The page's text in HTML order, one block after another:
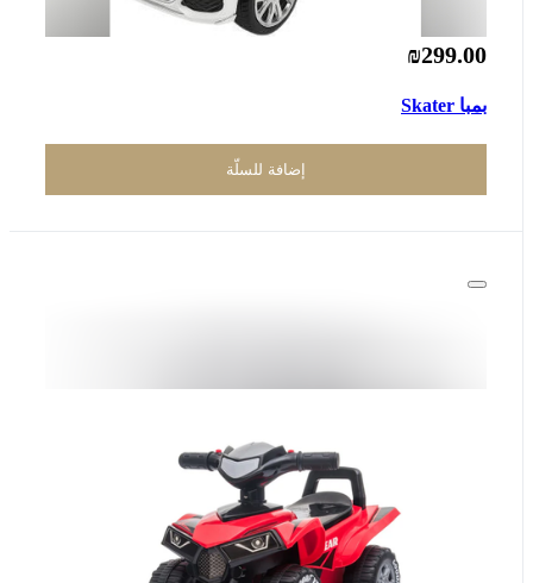
₪299.00
بمبا Skater
إضافة للسلّة